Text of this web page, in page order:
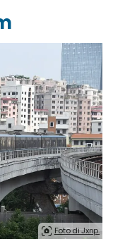
Foto di Jxnp.